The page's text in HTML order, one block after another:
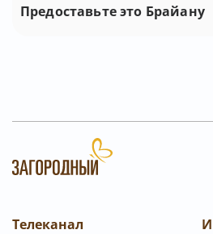
Предоставьте это Брайану
Телеканал